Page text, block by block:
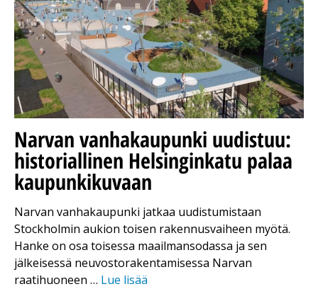
Narvan vanhakaupunki uudistuu:
historiallinen Helsinginkatu palaa
kaupunkikuvaan
Narvan vanhakaupunki jatkaa uudistumistaan
Stockholmin aukion toisen rakennusvaiheen myötä.
Hanke on osa toisessa maailmansodassa ja sen
jälkeisessä neuvostorakentamisessa Narvan
raatihuoneen … Lue lisää